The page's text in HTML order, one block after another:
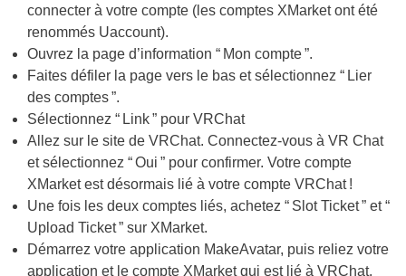
connecter à votre compte (les comptes XMarket ont été
renommés Uaccount).
Ouvrez la page d’information “ Mon compte ”.
Faites défiler la page vers le bas et sélectionnez “ Lier
des comptes ”.
Sélectionnez “ Link ” pour VRChat
Allez sur le site de VRChat. Connectez-vous à VR Chat
et sélectionnez “ Oui ” pour confirmer. Votre compte
XMarket est désormais lié à votre compte VRChat !
Une fois les deux comptes liés, achetez “ Slot Ticket ” et “
Upload Ticket ” sur XMarket.
Démarrez votre application MakeAvatar, puis reliez votre
application et le compte XMarket qui est lié à VRChat.